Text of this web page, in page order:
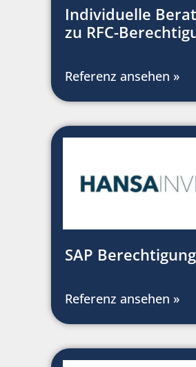
Individuelle
zu RFC-
Referenz ansehen »
SAP
Referenz ansehen »